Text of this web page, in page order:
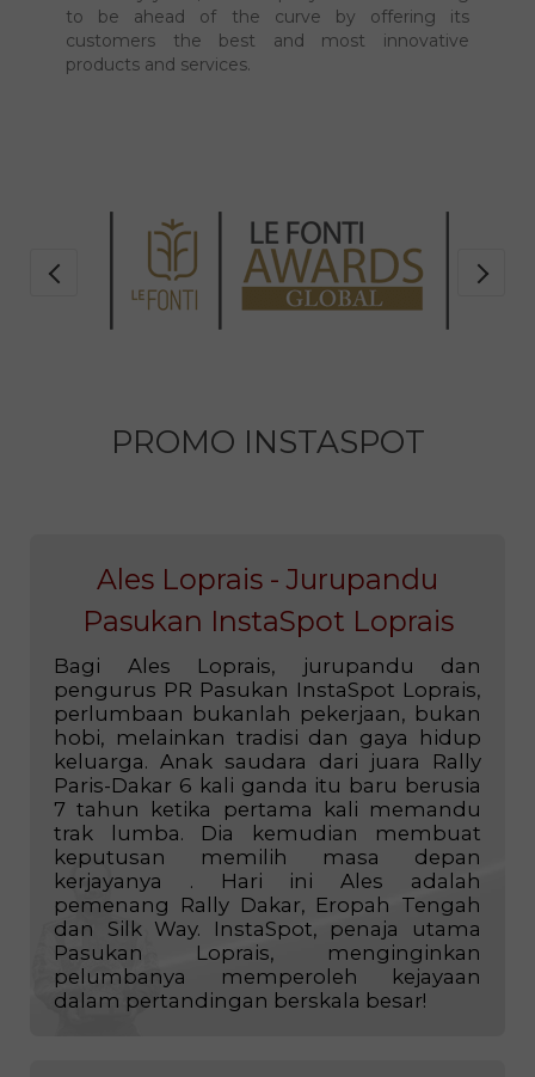
For many years, our company has been striving
to be ahead of the curve by offering its
Ales Loprais - Jurupandu
Pasukan InstaSpot Loprais
Bagi Ales Loprais, jurupandu dan
pengurus PR Pasukan InstaSpot Loprais,
perlumbaan bukanlah pekerjaan, bukan
hobi, melainkan tradisi dan gaya hidup
keluarga. Anak saudara dari juara Rally
Paris-Dakar 6 kali ganda itu baru berusia
7 tahun ketika pertama kali memandu
trak lumba. Dia kemudian membuat
keputusan memilih masa depan
kerjayanya . Hari ini Ales adalah
pemenang Rally Dakar, Eropah Tengah
dan Silk Way. InstaSpot, penaja utama
Pasukan Loprais, menginginkan